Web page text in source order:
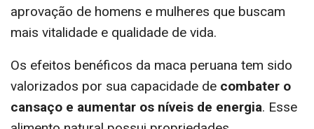
aprovação de homens e mulheres que buscam
mais vitalidade e qualidade de vida.
Os efeitos benéficos da maca peruana tem sido
valorizados por sua capacidade de combater o
cansaço e aumentar os níveis de energia. Esse